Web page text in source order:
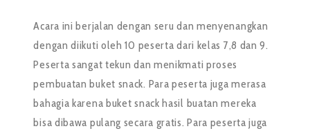
Acara ini berjalan dengan seru dan menyenangkan
dengan diikuti oleh 10 peserta dari kelas 7,8 dan 9.
Peserta sangat tekun dan menikmati proses
pembuatan buket snack. Para peserta juga merasa
bahagia karena buket snack hasil buatan mereka
bisa dibawa pulang secara gratis. Para peserta juga